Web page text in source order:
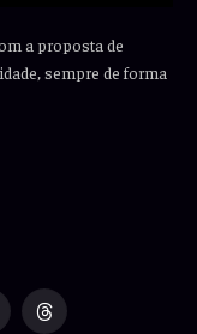
a proposta de
sempre de forma
Threads